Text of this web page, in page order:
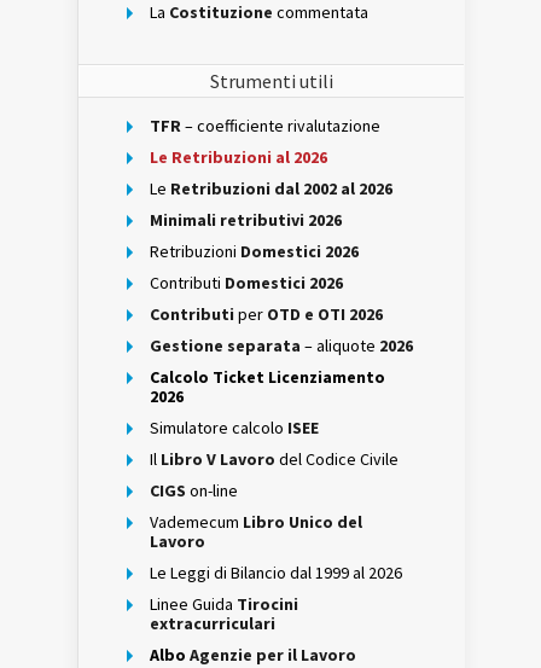
La Costituzione commentata
Strumenti utili
TFR– coefficiente rivalutazione
Le Retribuzioni al 2026
Le Retribuzioni dal 2002 al 2026
Minimali retributivi 2026
Retribuzioni Domestici 2026
Contributi Domestici 2026
Contributi per OTD e OTI 2026
Gestione separata – aliquote 2026
Calcolo Ticket Licenziamento
2026
Simulatore calcolo ISEE
Il Libro V Lavoro del Codice Civile
CIGS on-line
Vademecum Libro Unico del
Lavoro
Le Leggi di Bilancio dal 1999 al 2026
Linee Guida Tirocini
extracurriculari
Albo Agenzie per il Lavoro